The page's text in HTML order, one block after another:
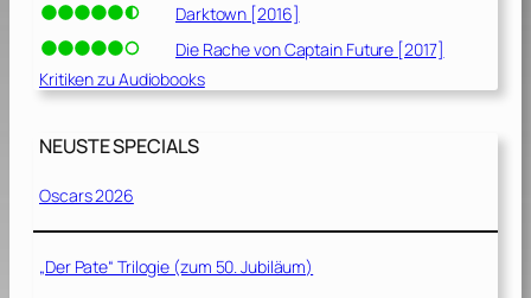
Darktown [2016]
Die Rache von Captain Future [2017]
Kritiken zu Audiobooks
NEUSTE SPECIALS
Oscars 2026
„Der Pate“ Trilogie (zum 50. Jubiläum)